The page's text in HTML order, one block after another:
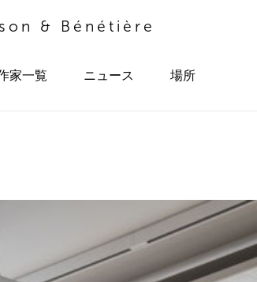
& Bénétière
家一覧 ニュース 場所